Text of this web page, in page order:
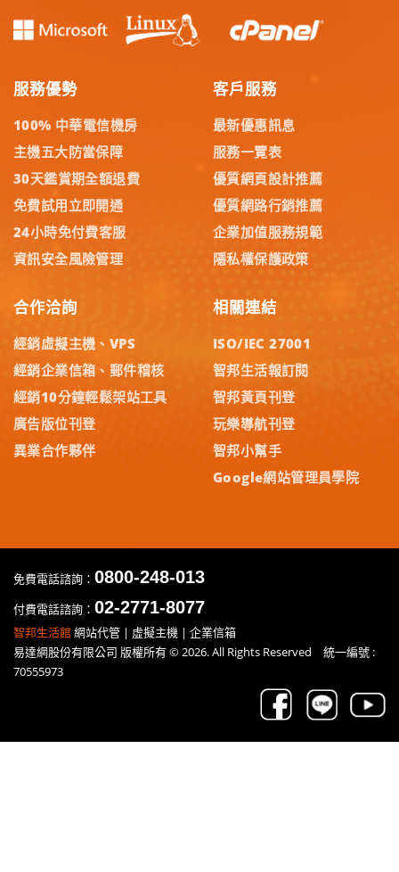
服務優勢
100% 中華電信機房
主機五大防當保障
30天鑑賞期全額退費
免費試用立即開通
24小時免付費客服
資訊安全風險管理
客戶服務
最新優惠訊息
服務一覽表
優質網頁設計推薦
優質網路行銷推薦
企業加值服務規範
隱私權保護政策
合作洽詢
經銷虛擬主機、VPS
經銷企業信箱、郵件稽核
經銷10分鐘輕鬆架站工具
廣告版位刊登
異業合作夥伴
相關連結
ISO/IEC 27001
智邦生活報訂閱
智邦黃頁刊登
玩樂導航刊登
智邦小幫手
Google網站管理員學院
免費電話諮詢： 0800-248-013
付費電話諮詢： 02-2771-8077
智邦生活館網站代管 | 虛擬主機 | 企業信箱
易達網股份有限公司 版權所有 © 2026. All Rights Reserved 統一編號 :
70555973